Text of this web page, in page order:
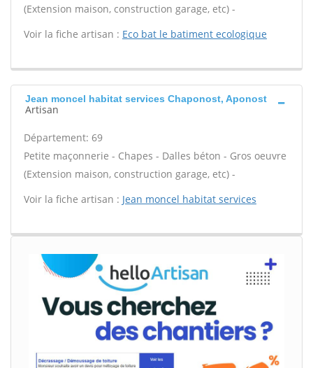
(Extension maison, construction garage, etc) -
Voir la fiche artisan : Eco bat le batiment ecologique
Jean moncel habitat services Chaponost, Aponost
Artisan
Département: 69
Petite maçonnerie - Chapes - Dalles béton - Gros oeuvre
(Extension maison, construction garage, etc) -
Voir la fiche artisan : Jean moncel habitat services